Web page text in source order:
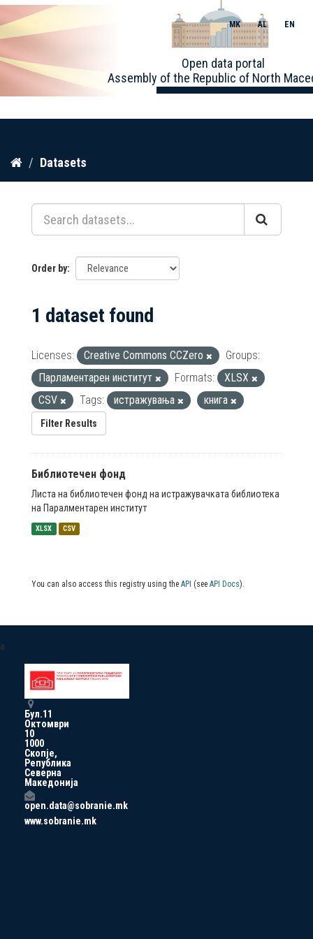
Skip
content
Open data portal
Assembly of the Republic of North
MK AL EN
Datasets
Order by
1 dataset found
Licenses: Creative Commons CCZero
Groups:
Парламентарен институт
Formats:
XLSX
CSV
Tags: истражувања книга
Filter Results
Библиотечен фонд
Листа на библиотечен фонд на истражувачката библиотека
на Паралментарен институт
XLSX CSV
You can also access this registry using the API (see API Docs).
a
Бул.11
Октомври
10
1000
Скопје,
Република
Северна
Македонија
open.data@sobranie.mk
www.sobranie.mk